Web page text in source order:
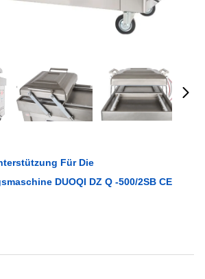
Für Die
DUOQI DZ Q -500/2SB CE